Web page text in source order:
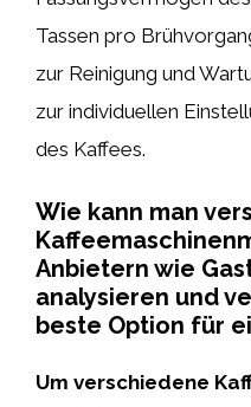
Tassen pro
zur Reinigung und
zur individuellen
des Kaffees.
Wie kann man
Anbietern wie
analysieren und
beste Option für
Um verschiedene